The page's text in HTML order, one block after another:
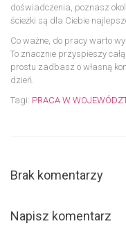
doświadczenia, poznasz
ścieżki są dla Ciebie
Co ważne, do pracy warto
To znacznie przyspieszy
prostu zadbasz o własną
dzień.
Tagi: PRACA W
Brak komentarzy
Napisz komentarz